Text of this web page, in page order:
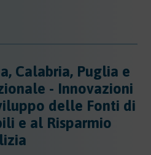
Calabria, Puglia e
- Innovazioni
delle Fonti di
e al Risparmio